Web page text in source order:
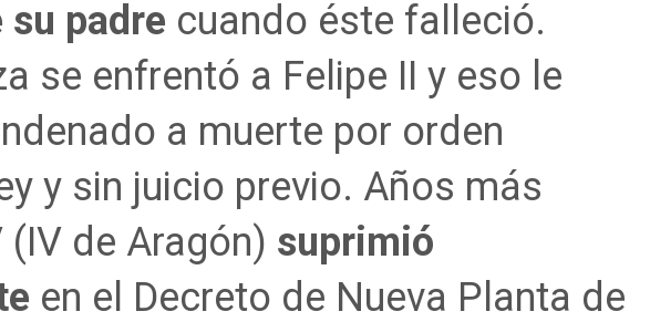
su padre cuando éste falleció.
se enfrentó a Felipe II y eso le
a muerte por orden
y sin juicio previo. Años más
de Aragón) suprimió
en el Decreto de Nueva Planta de